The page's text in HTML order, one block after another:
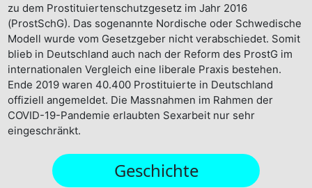
zu dem Prostituiertenschutzgesetz im Jahr 2016
(ProstSchG). Das sogenannte Nordische oder Schwedische
Modell wurde vom Gesetzgeber nicht verabschiedet. Somit
blieb in Deutschland auch nach der Reform des ProstG im
internationalen Vergleich eine liberale Praxis bestehen.
Ende 2019 waren 40.400 Prostituierte in Deutschland
offiziell angemeldet. Die Massnahmen im Rahmen der
COVID-19-Pandemie erlaubten Sexarbeit nur sehr
eingeschränkt.
Geschichte